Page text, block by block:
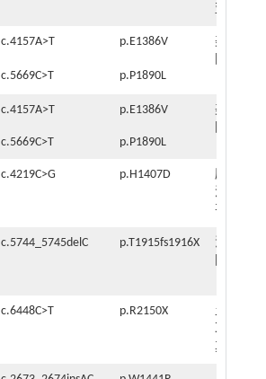
亚
c.4157A>T p.E1386V
美
c.5669C>T p.P1890L
c.4157A>T p.E1386V
美
c.5669C>T p.P1890L
c.4219C>G p.H1407D
摩
洛
哥
c.5744_5745delC p.T1915fs1916X
法
c.6448C>T p.R2150X
土
耳
其